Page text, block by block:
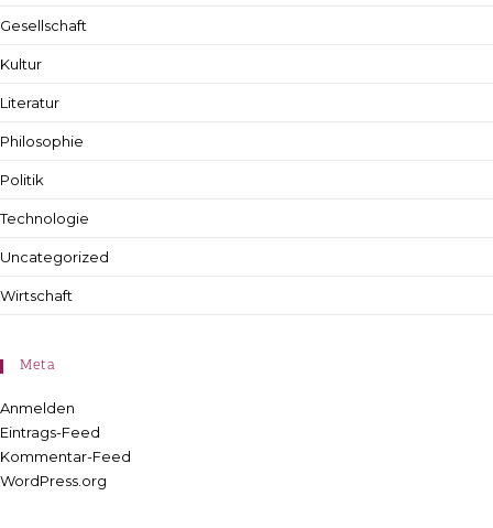
Gesellschaft
Kultur
Literatur
Philosophie
Politik
Technologie
Uncategorized
Wirtschaft
Meta
Anmelden
Eintrags-Feed
Kommentar-Feed
WordPress.org